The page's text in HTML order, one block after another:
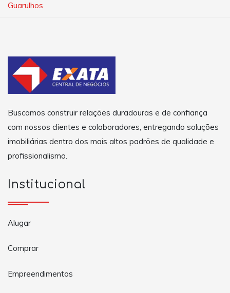
Guarulhos
Buscamos construir relações duradouras e de confiança
com nossos clientes e colaboradores, entregando soluções
imobiliárias dentro dos mais altos padrões de qualidade e
profissionalismo.
Institucional
Alugar
Comprar
Empreendimentos